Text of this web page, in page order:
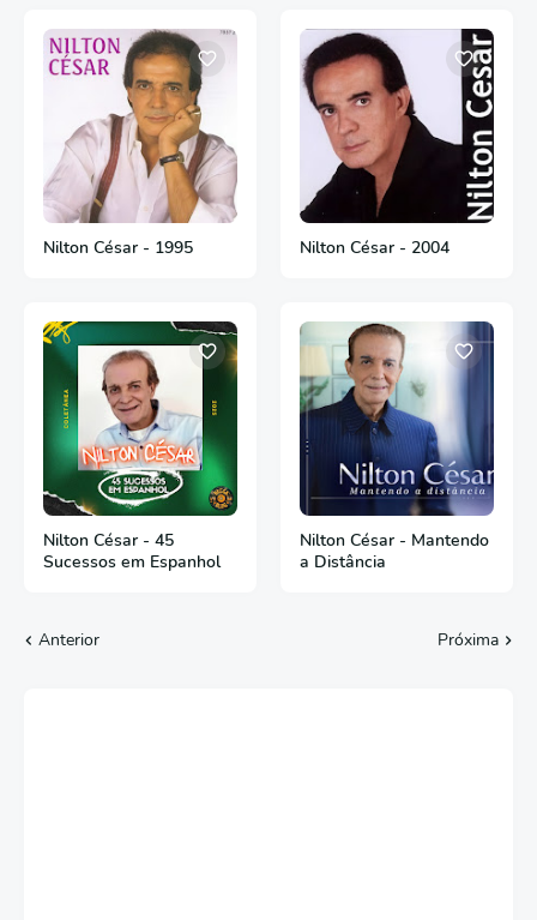
Nilton César - 1995 Nilton César - 2004
Nilton César - 45
Sucessos em Espanhol
Nilton César - Mantendo
a Distância
Anterior Próxima